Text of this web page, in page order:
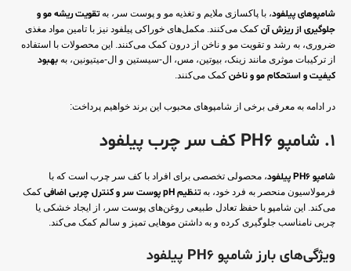
شامپوهای پیلفود، با پاکسازی ملایم و تغذیه مو و پوست سر، به تقویت ریشه مو و
جلوگیری از ریزش آن کمک می‌کنند. مکمل‌های خوراکی پیلفود نیز با تامین مواد مغذی
ضروری، به رشد و تقویت مو و ناخن از درون کمک می‌کنند. این محصولات با استفاده
از ترکیبات موثری مانند زینک، بیوتین، مس، ال-سیستین و ال-میتیونین، به بهبود
کیفیت و استحکام مو و ناخن کمک می‌کنند.
در ادامه به معرفی برخی از شامپوهای محبوب این برند خواهیم پرداخت:
1. شامپو PH6 کف سر چرب پیلفود
شامپو PH6 پیلفود
، محصولی تخصصی برای افراد با کف سر چرب است که با
فرمولاسیون منحصر به فرد خود، به تنظیم pH پوست سر و کنترل چربی اضافی
کمک
می‌کند. این شامپو با حفظ تعادل طبیعی روغن‌های پوست سر، از ایجاد خشکی یا
چربی نامناسب جلوگیری کرده و به داشتن موهایی تمیز و سالم کمک می‌کند.
ویژگی‌های بارز شامپو PH6 پیلفود